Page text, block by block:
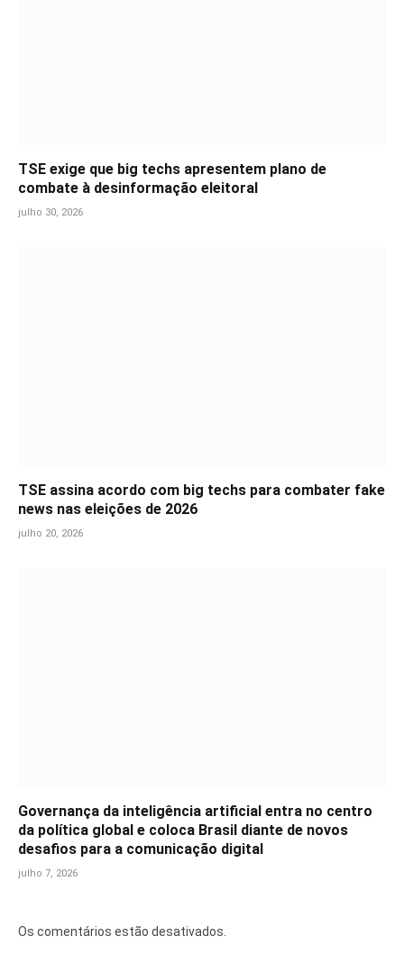
TSE exige que big techs apresentem plano de
combate à desinformação eleitoral
julho 30, 2026
TSE assina acordo com big techs para combater fake
news nas eleições de 2026
julho 20, 2026
Governança da inteligência artificial entra no centro
da política global e coloca Brasil diante de novos
desafios para a comunicação digital
julho 7, 2026
Os comentários estão desativados.